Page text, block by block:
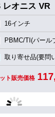
レオニス VR
16インチ
PBMC/TI(パール
取り寄せ品(要問
ト販売価格